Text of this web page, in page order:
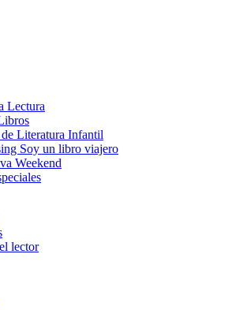
Lectura
Literatura Infantil
Soy un libro viajero
Weekend
lector